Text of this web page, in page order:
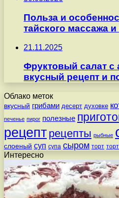
Польза и
тайского массажа
21.11.2025
Фруктовый салат с
вкусный рецепт и
Облако меток
вкусный грибами десерт духовке
печенье пирог полезные
рецепт рецепты рыбные
слоеный суп супа сыром торт
Интересно